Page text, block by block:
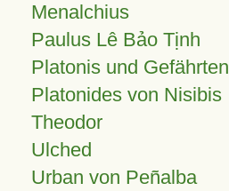
Menalchius
Paulus Lê Bảo Tịnh
Platonis und Gefährten
Platonides von Nisibis
Theodor
Ulched
Urban von Peñalba